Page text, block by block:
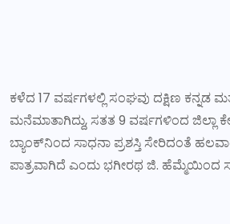
ಕಳೆದ 17 ವರ್ಷಗಳಲ್ಲಿ ಸಂಘವು ದಕ್ಷಿಣ ಕನ್ನಡ
ಮನೆಮಾತಾಗಿದ್ದು, ಸತತ 9 ವರ್ಷಗಳಿಂದ ಜಿಲ್ಲಾ
ಬ್ಯಾಂಕ್‌ನಿಂದ ಸಾಧನಾ ಪ್ರಶಸ್ತಿ ಸೇರಿದಂತೆ
ಪಾತ್ರವಾಗಿದೆ ಎಂದು ಭಗೀರಥ ಜಿ. ಹೆಮ್ಮೆಯಿಂದ